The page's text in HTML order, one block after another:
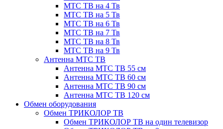
МТС ТВ на 4 Тв
МТС ТВ на 5 Тв
МТС ТВ на 6 Тв
МТС ТВ на 7 Тв
МТС ТВ на 8 Тв
МТС ТВ на 9 Тв
Антенна МТС ТВ
Антенна МТС ТВ 55 см
Антенна МТС ТВ 60 см
Антенна МТС ТВ 90 см
Антенна МТС ТВ 120 см
Обмен оборудования
Обмен ТРИКОЛОР ТВ
Обмен ТРИКОЛОР ТВ на один телевизор